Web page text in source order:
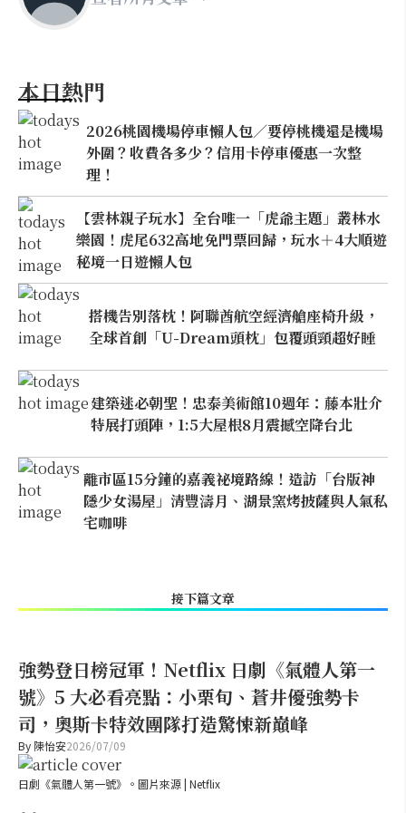
本日熱門
2026桃園機場停車懶人包／要停桃機還是機場
外圍？收費各多少？信用卡停車優惠一次整
理！
【雲林親子玩水】全台唯一「虎爺主題」叢林水
樂園！虎尾632高地免門票回歸，玩水＋4大順遊
秘境一日遊懶人包
搭機告別落枕！阿聯酋航空經濟艙座椅升級，
全球首創「U-Dream頭枕」包覆頭頸超好睡
建築迷必朝聖！忠泰美術館10週年：藤本壯介
特展打頭陣，1:5大屋根8月震撼空降台北
離市區15分鐘的嘉義祕境路線！造訪「台版神
隱少女湯屋」清豐濤月、湖景窯烤披薩與人氣私
宅咖啡
接下篇文章
強勢登日榜冠軍！Netflix 日劇《氣體人第一
號》5 大必看亮點：小栗旬、蒼井優強勢卡
司，奧斯卡特效團隊打造驚悚新巔峰
By 陳怡安2026/07/09
日劇《氣體人第一號》。圖片來源 | Netflix